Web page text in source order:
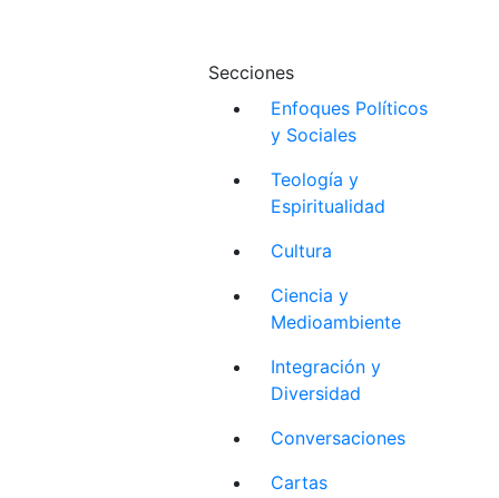
Secciones
Enfoques Políticos
y Sociales
Teología y
Espiritualidad
Cultura
Ciencia y
Medioambiente
Integración y
Diversidad
Conversaciones
Cartas